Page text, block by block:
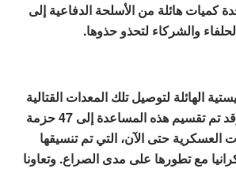
كميات هائلة من الأسلحة الدفاعية إلى
والشركاء لتحذو حذوها.
الهائلة لتوصيل تلك المعدات القتالية
إلى ساحة المعركة. وقد تم تقسيم هذه المساعدة إلى 47 حزمة
حتى الآن، التي تم تنسيقها
مع تطورها على مدى الصراع. وتعاونا